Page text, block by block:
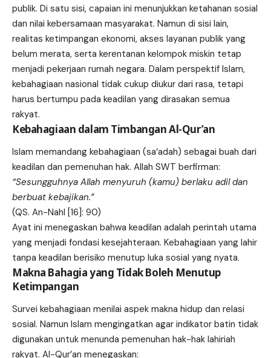
publik. Di satu sisi, capaian ini menunjukkan ketahanan sosial
dan nilai kebersamaan masyarakat. Namun di sisi lain,
realitas ketimpangan ekonomi, akses layanan publik yang
belum merata, serta kerentanan kelompok miskin tetap
menjadi pekerjaan rumah negara. Dalam perspektif Islam,
kebahagiaan nasional tidak cukup diukur dari rasa, tetapi
harus bertumpu pada keadilan yang dirasakan semua
rakyat.
Kebahagiaan dalam Timbangan Al-Qur’an
Islam memandang kebahagiaan (sa‘adah) sebagai buah dari
keadilan dan pemenuhan hak. Allah SWT berfirman:
“Sesungguhnya Allah menyuruh (kamu) berlaku adil dan
berbuat kebajikan.”
(QS. An-Nahl [16]: 90)
Ayat ini menegaskan bahwa keadilan adalah perintah utama
yang menjadi fondasi kesejahteraan. Kebahagiaan yang lahir
tanpa keadilan berisiko menutup luka sosial yang nyata.
Makna Bahagia yang Tidak Boleh Menutup
Ketimpangan
Survei kebahagiaan menilai aspek makna hidup dan relasi
sosial. Namun Islam mengingatkan agar indikator batin tidak
digunakan untuk menunda pemenuhan hak-hak lahiriah
rakyat. Al-Qur’an menegaskan: